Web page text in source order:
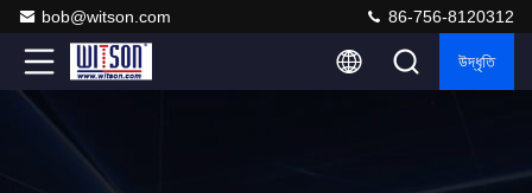
bob@witson.com 86-756-8120312
উদ্ধৃতি